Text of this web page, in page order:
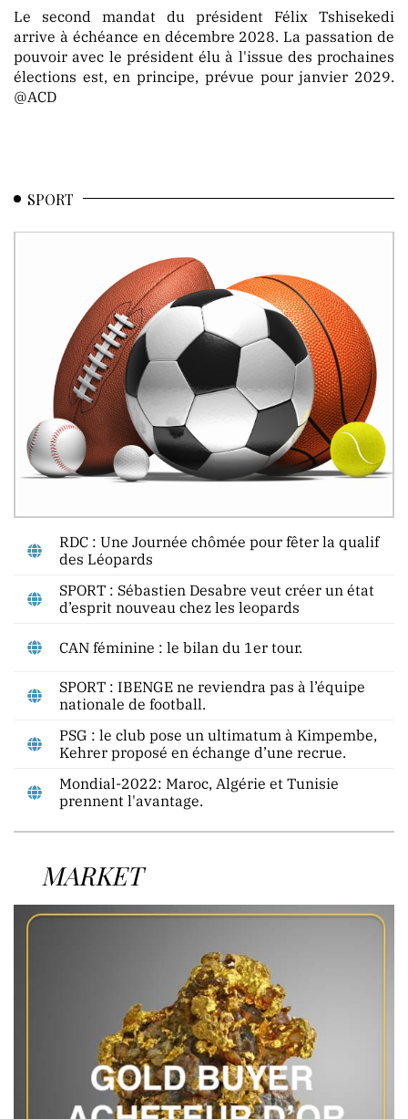
Le second mandat du président Félix Tshisekedi
arrive à échéance en décembre 2028. La passation de
pouvoir avec le président élu à l'issue des prochaines
élections est, en principe, prévue pour janvier 2029.
@ACD
SPORT
RDC : Une Journée chômée pour fêter la qualif
des Léopards
SPORT : Sébastien Desabre veut créer un état
d’esprit nouveau chez les leopards
CAN féminine : le bilan du 1er tour.
SPORT : IBENGE ne reviendra pas à l’équipe
nationale de football.
PSG : le club pose un ultimatum à Kimpembe,
Kehrer proposé en échange d’une recrue.
Mondial-2022: Maroc, Algérie et Tunisie
prennent l'avantage.
MARKET